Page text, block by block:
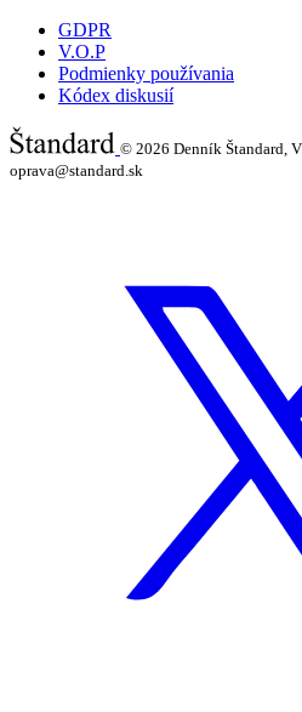
GDPR
V.O.P
Podmienky používania
Kódex diskusií
© 2026 Denník Štandard,
oprava@standard.sk